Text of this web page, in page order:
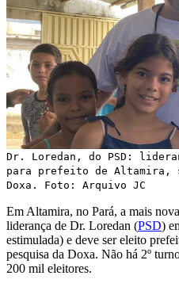
Dr. Loredan, do PSD:
para prefeito de Altamira,
Doxa. Foto: Arquivo JC
Em Altamira, no Pará, a mais
liderança de Dr. Loredan (PSD)
estimulada) e deve ser eleito
pesquisa da Doxa. Não há 2º
200 mil eleitores.